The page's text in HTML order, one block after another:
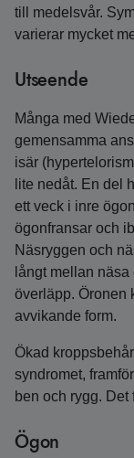
till medelsvår.
varierar mycket
Utseende
Många med
gemensamma
isär
lite nedåt. En del
ett veck i inre
ögonfransar och
Näsryggen och
långt mellan
överläpp. Öronen
avvikande form.
Ökad
syndromet,
ben och rygg.
Ögon